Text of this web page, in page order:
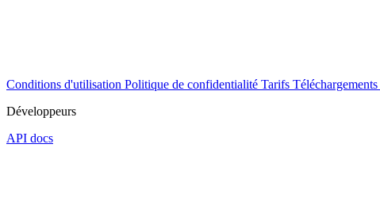
Conditions d'utilisation Politique de confidentialité Tarifs Téléchargements
Développeurs
API docs